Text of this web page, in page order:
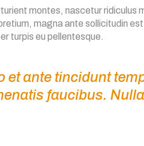
montes, nascetur ridiculus
magna ante sollicitudin
turpis eu pellentesque.
et ante tincidunt
faucibus.